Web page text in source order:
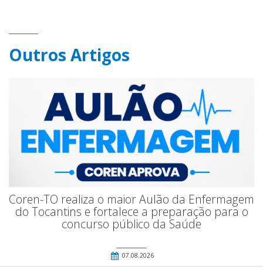
Outros Artigos
Coren-TO realiza o maior Aulão da Enfermagem
do Tocantins e fortalece a preparação para o
concurso público da Saúde
07.08.2026